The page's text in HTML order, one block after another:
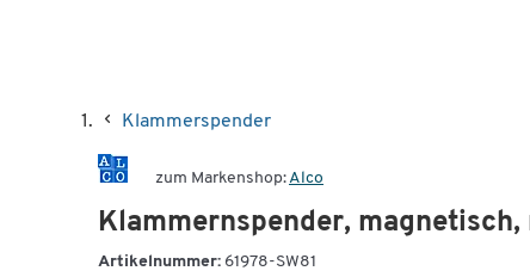
Klammerspender
zum Markenshop:Alco
Klammernspender,
Artikelnummer: 61978-SW81